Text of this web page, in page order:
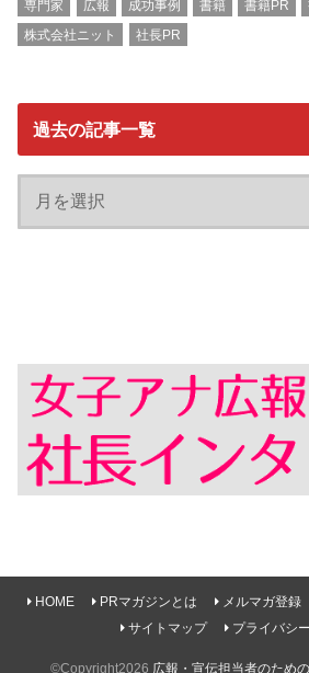
専門家
広報 成功事例 書籍 書籍PR
株式会社ニット
社長PR
過去の記事一覧
HOME PRマガジンとは メルマガ登録
サイトマップ
プライバシ
©Copyright2026 広報・宣伝担当者のため